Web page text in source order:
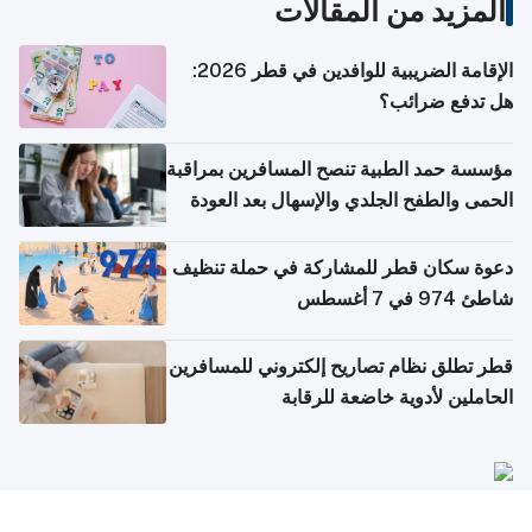
المزيد من المقالات
الإقامة الضريبية للوافدين في قطر 2026:
هل تدفع ضرائب؟
مؤسسة حمد الطبية تنصح المسافرين بمراقبة
الحمى والطفح الجلدي والإسهال بعد العودة
دعوة سكان قطر للمشاركة في حملة تنظيف
شاطئ 974 في 7 أغسطس
قطر تطلق نظام تصاريح إلكتروني للمسافرين
الحاملين لأدوية خاضعة للرقابة